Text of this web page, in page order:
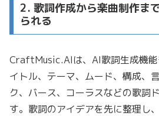
2. 歌詞作成から楽曲制作ま
られる
CraftMusic.AIは、AI歌詞生成機能
イトル、テーマ、ムード、構成、
ク、バース、コーラスなどの歌詞
す。歌詞のアイデアを先に整理し